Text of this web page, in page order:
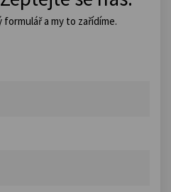
a my to zařídíme.